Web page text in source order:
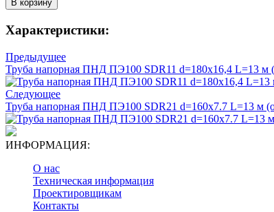
Характеристики:
Предыдущее
Труба напорная ПНД ПЭ100 SDR11 d=180х16,4 L=13 м
Следующее
Труба напорная ПНД ПЭ100 SDR21 d=160х7.7 L=13 м
ИНФОРМАЦИЯ:
О нас
Техническая информация
Проектировщикам
Контакты